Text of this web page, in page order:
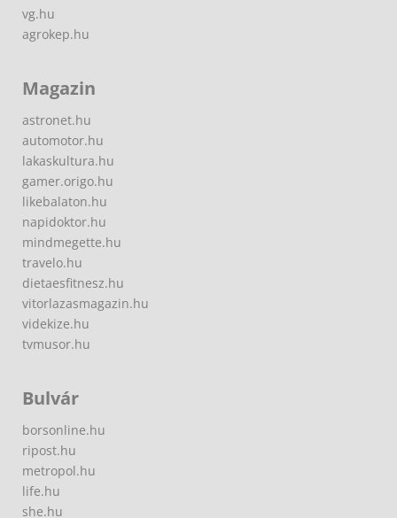
vg.hu
agrokep.hu
Magazin
astronet.hu
automotor.hu
lakaskultura.hu
gamer.origo.hu
likebalaton.hu
napidoktor.hu
mindmegette.hu
travelo.hu
dietaesfitnesz.hu
vitorlazasmagazin.hu
videkize.hu
tvmusor.hu
Bulvár
borsonline.hu
ripost.hu
metropol.hu
life.hu
she.hu